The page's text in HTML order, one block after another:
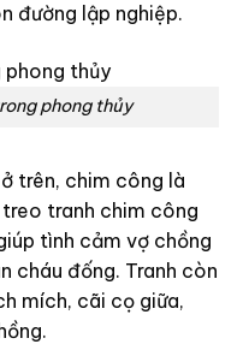
đường lập nghiệp.
phong thủy
trên, chim công là
tranh chim công
tình cảm vợ chồng
cháu đống. Tranh còn
mích, cãi cọ giữa,